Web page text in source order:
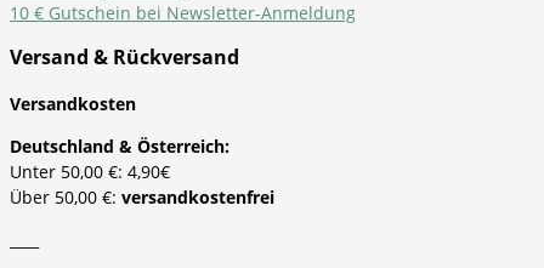
10 € Gutschein bei Newsletter-Anmeldung
Versand & Rückversand
Versandkosten
Deutschland & Österreich:
Unter 50,00 €: 4,90€
Über 50,00 €: versandkostenfrei